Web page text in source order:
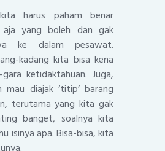
harus paham benar
yang boleh dan gak
ke dalam pesawat.
kadang kita bisa kena
ketidaktahuan. Juga,
mau diajak ‘titip’ barang
terutama yang kita gak
banget, soalnya kita
isinya apa. Bisa-bisa, kita